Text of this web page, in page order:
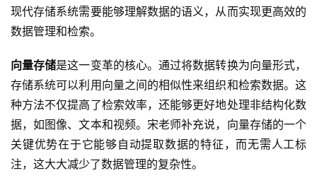
现代存储系统需要能够理解数据的语义，从而实现更高效的
数据管理和检索。
向量存储是这一变革的核心。通过将数据转换为向量形式，
存储系统可以利用向量之间的相似性来组织和检索数据。这
种方法不仅提高了检索效率，还能够更好地处理非结构化数
据，如图像、文本和视频。宋老师补充说，向量存储的一个
关键优势在于它能够自动提取数据的特征，而无需人工标
注，这大大减少了数据管理的复杂性。